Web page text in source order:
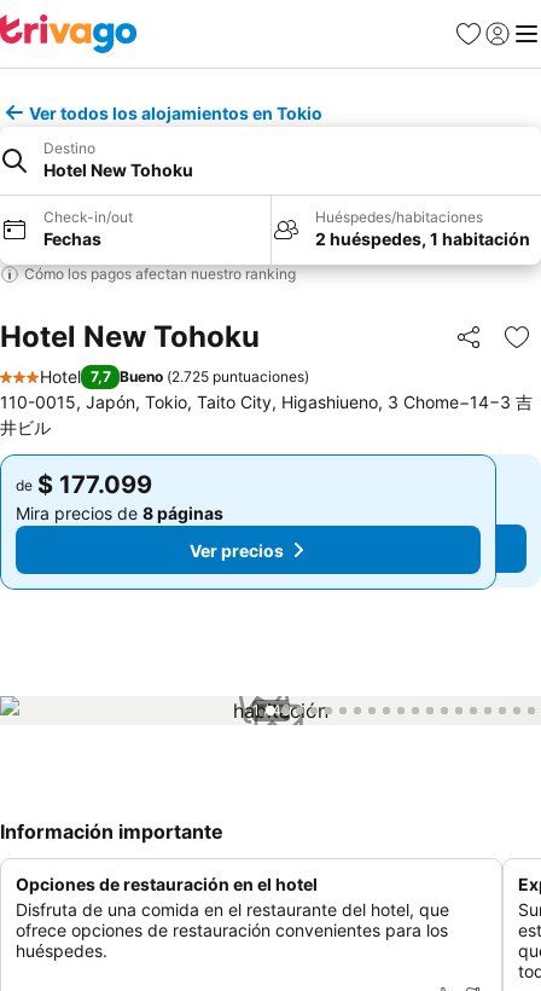
Favoritos
Iniciar
Ver todos los alojamientos en Tokio
Destino
Hotel New Tohoku
Check-in/out
Fechas
Huéspedes/habitaciones
2 huéspedes, 1 habitación
Cómo los pagos afectan nuestro ranking
Hotel New Tohoku Compartir
3 Estrellas
Hotel 7,7 Bueno (2.725 puntuaciones)
110-0015, Japón, Tokio, Taito City, Higashiueno, 3 Chome−14−3 吉
井ビル
de $ 177.099
Mira precios de 8 páginas
Ver precios
de $ 177.099
Mira precios de 8 páginas
Ver precios
1 / 46
Información importante
Opciones de restauración en el hotel
Disfruta de una comida en el restaurante del hotel, que
ofrece opciones de restauración convenientes para los
huéspedes.